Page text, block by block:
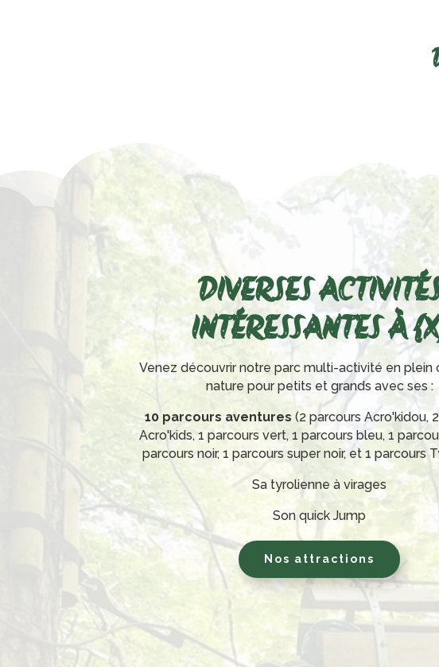
DIVERSES
INTÉRESSANTES À
Venez découvrir notre parc multi-activité en
nature pour petits et grands avec ses :
10 parcours aventures(2 parcours Acro'kidou,
Acro'kids, 1 parcours vert, 1 parcours bleu, 1
parcours noir, 1 parcours super noir, et 1 parcours
Sa tyrolienne à virages
Son quick Jump
Nos attractions